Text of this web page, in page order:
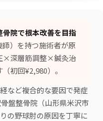
院で根本改善を目指
）を持つ施術者が原
×深層筋調整×鍼灸治
初回¥2,980）。
など複合的な要因で発症
盤整骨院（山形県米沢市
の野球肘の原因を丁寧に